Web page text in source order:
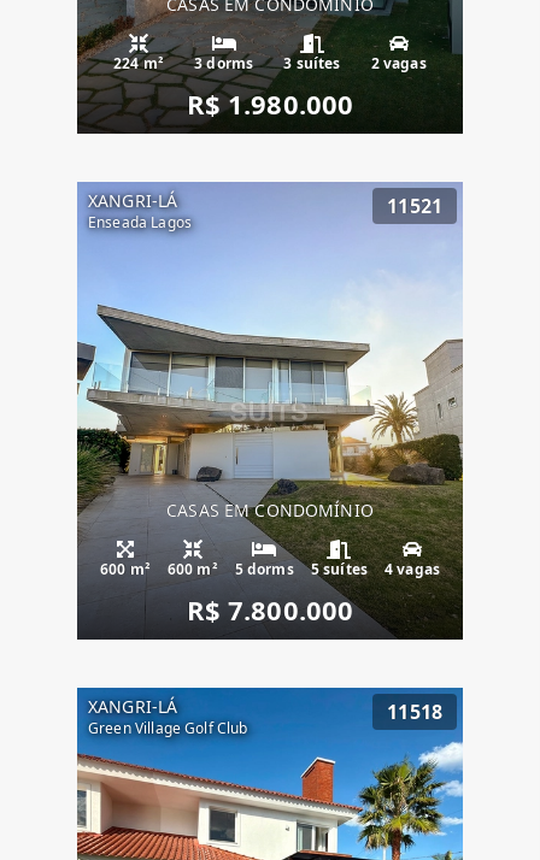
224 m² 3 dorms 3 suítes 2 vagas
R$ 1.980.000
XANGRI-LÁ
Enseada Lagos
11521
CASAS EM CONDOMÍNIO
600 m² 600 m² 5 dorms 5 suítes 4 vagas
R$ 7.800.000
XANGRI-LÁ
Green Village Golf Club
11518